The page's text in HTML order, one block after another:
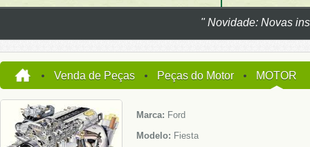
" Novidade: Novas
Venda de Peças Peças do Motor MOTOR
Marca: Ford
Modelo: Fiesta